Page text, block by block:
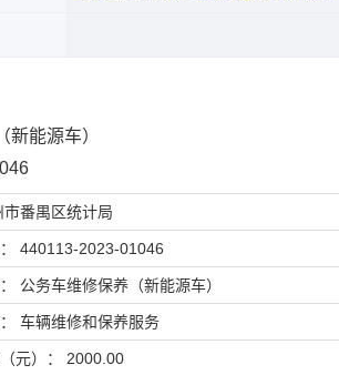
新能源车）
番禺区统计局
440113-2023-01046
公务车维修保养（新能源车）
车辆维修和保养服务
元）： 2000.00